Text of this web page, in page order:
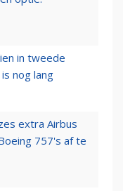
in tweede
nog lang
extra Airbus
757's af te